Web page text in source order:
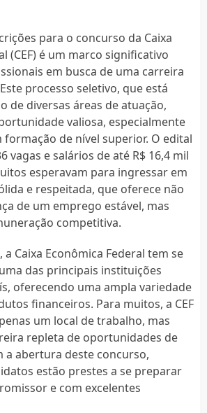
para o concurso da Caixa
(CEF) é um marco significativo
em busca de uma carreira
processo seletivo, que está
de diversas áreas de atuação,
valiosa, especialmente
formação de nível superior. O edital
vagas e salários de até R$ 16,4 mil
esperavam para ingressar em
e respeitada, que oferece não
de um emprego estável, mas
competitiva.
Caixa Econômica Federal tem se
das principais instituições
oferecendo uma ampla variedade
financeiros. Para muitos, a CEF
um local de trabalho, mas
repleta de oportunidades de
a abertura deste concurso,
estão prestes a se preparar
e com excelentes